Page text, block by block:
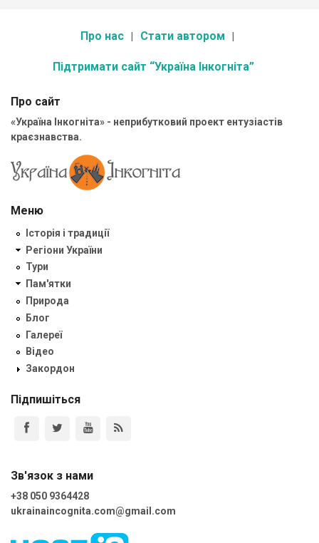
Про нас Стати автором
Підтримати сайт “Україна Інкогніта”
Про сайт
«Україна Інкогніта» - неприбутковий проект ентузіастів
краєзнавства.
Меню
Історія і традиції
Регіони України
Тури
Пам'ятки
Природа
Блог
Галереї
Відео
Закордон
Підпишіться
Зв'язок з нами
+38 050 9364428
ukrainaincognita.com@gmail.com